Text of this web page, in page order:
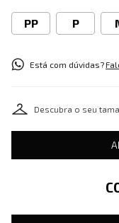
PP P
Está com dúvidas?
Descubra o seu